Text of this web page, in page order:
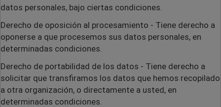
datos personales, bajo ciertas condiciones.
Derecho de oposición al procesamiento - Tiene derecho a
oponerse a que procesemos sus datos personales, en
determinadas condiciones.
Derecho de portabilidad de los datos - Tiene derecho a
solicitar que transfiramos los datos que hemos recopilado
a otra organización, o directamente a usted, en
determinadas condiciones.